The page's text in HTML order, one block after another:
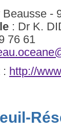
-
: Dr K.
76 61
: http://